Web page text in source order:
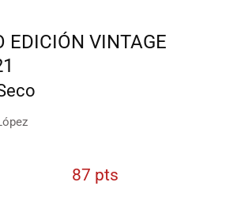
EDICIÓN VINTAGE
87 pts